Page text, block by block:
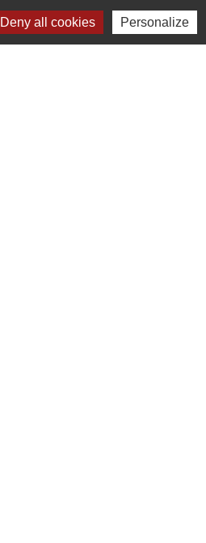
Deny all cookies Personalize